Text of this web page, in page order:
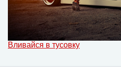
Вливайся в тусовку